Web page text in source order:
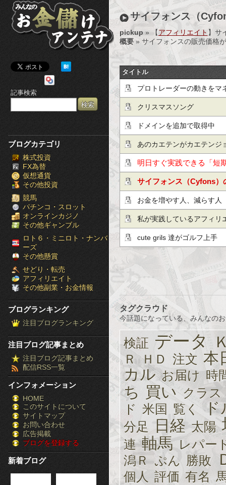
み
ん
な
の
お
金
儲
け
ア
ン
テ
ナ
［ブ
ロ
グ
ラ
ン
キ
ン
グ］-
株
FX
競
馬
パ
記事検索
ブログカテゴリ
株式投資
FX為替
仮想通貨
その他投資
競馬
パチンコ・スロット
オンラインカジノ
その他ギャンブル
ロト６・ミニロト・ナンバ
ーズ
その他懸賞
せどり・転売
アフィリエイト
その他副業・お金情報
ブログランキング
注目ブログランキング
注目ブログ記事まとめ
注目ブログ記事まとめ
配信RSS一覧
インフォメーション
HOME
このサイトについて
サイトマップ
お問い合わせ
広告掲載
ブログを登録する
新着ブログ
サイフォンス（
pickup » 【アフィリエイト 】サ
概要» サイフォンスの販売価格
タイトル
プロトレーダーの動きをマ
クリスマスソング
ドメインを追加で取得中
あのカエテンがカエテンジ
スマホ対策化されてただと
明日すぐ実践できる「短
だけ公開！
サイフォンス（Cyfons）
た
お金を増やす人、減らす人
私が実践しているアフィリ
cute grils 達がゴルフ上手
タグクラウド
今話題になっている、みんなの
検証 データ
Ｒ ＨＤ 注文 本
カル お届け 時
ち 買い クラス
ド 米国 覧く ド
分足 日経 太陽
連 軸馬 レパー
潟Ｒ ぷん 勝敗
個人 評価 有名